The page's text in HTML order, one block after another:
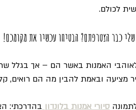
לכולם.
שלי כבר הצטרפתם? הבטיחו עכשיו את מקומכם!
מציעה ובאמת להבין מה הם רואים,
סיורי אמנות בלונדון בהדרכתי: